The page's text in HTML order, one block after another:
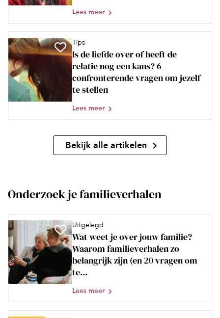
Lees meer
Tips
Is de liefde over of heeft de
relatie nog een kans? 6
confronterende vragen om jezelf
te stellen
Lees meer
Bekijk alle artikelen
Onderzoek je familieverhalen
Uitgelegd
Wat weet je over jouw familie?
Waarom familieverhalen zo
belangrijk zijn (en 20 vragen om
te...
Lees meer